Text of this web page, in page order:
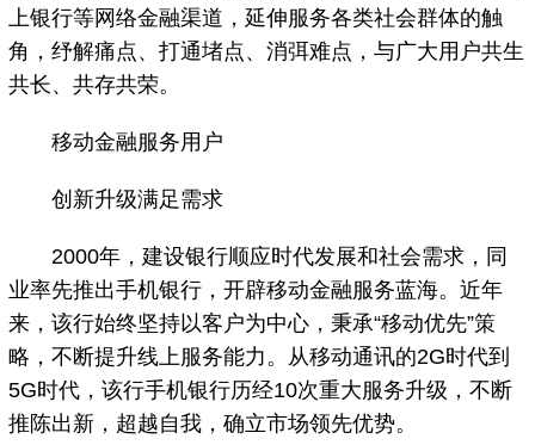
上银行等网络金融渠道，延伸服务各类社会群体的触
角，纾解痛点、打通堵点、消弭难点，与广大用户共生
共长、共存共荣。
移动金融服务用户
创新升级满足需求
2000年，建设银行顺应时代发展和社会需求，同
业率先推出手机银行，开辟移动金融服务蓝海。近年
来，该行始终坚持以客户为中心，秉承“移动优先”策
略，不断提升线上服务能力。从移动通讯的2G时代到
5G时代，该行手机银行历经10次重大服务升级，不断
推陈出新，超越自我，确立市场领先优势。